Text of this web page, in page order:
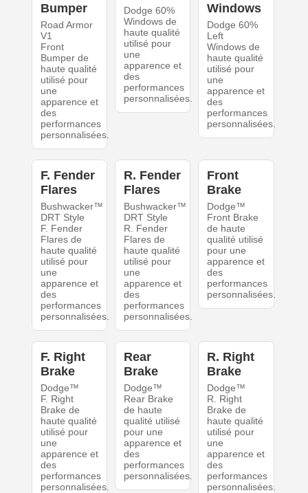
Bumper
Road Armor
V1
Front
Bumper de
haute qualité
utilisé pour
une
apparence et
des
performances
personnalisées.
Dodge 60%
Windows de
haute qualité
utilisé pour
une
apparence et
des
performances
personnalisées.
Windows
Dodge 60%
Left
Windows de
haute qualité
utilisé pour
une
apparence et
des
performances
personnalisées.
F. Fender
Flares
Bushwacker™
DRT Style
F. Fender
Flares de
haute qualité
utilisé pour
une
apparence et
des
performances
personnalisées.
R. Fender
Flares
Bushwacker™
DRT Style
R. Fender
Flares de
haute qualité
utilisé pour
une
apparence et
des
performances
personnalisées.
Front
Brake
Dodge™
Front Brake
de haute
qualité utilisé
pour une
apparence et
des
performances
personnalisées.
F. Right
Brake
Dodge™
F. Right
Brake de
haute qualité
utilisé pour
une
apparence et
des
performances
personnalisées.
Rear
Brake
Dodge™
Rear Brake
de haute
qualité utilisé
pour une
apparence et
des
performances
personnalisées.
R. Right
Brake
Dodge™
R. Right
Brake de
haute qualité
utilisé pour
une
apparence et
des
performances
personnalisées.